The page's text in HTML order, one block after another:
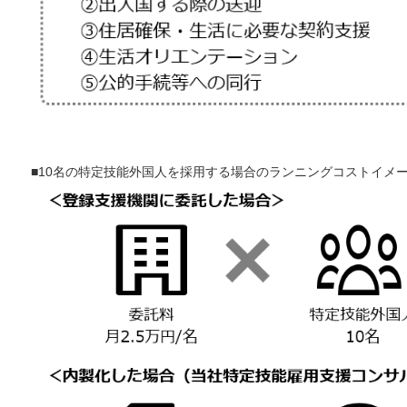
■10名の特定技能外国人を採用する場合のランニングコストイメ